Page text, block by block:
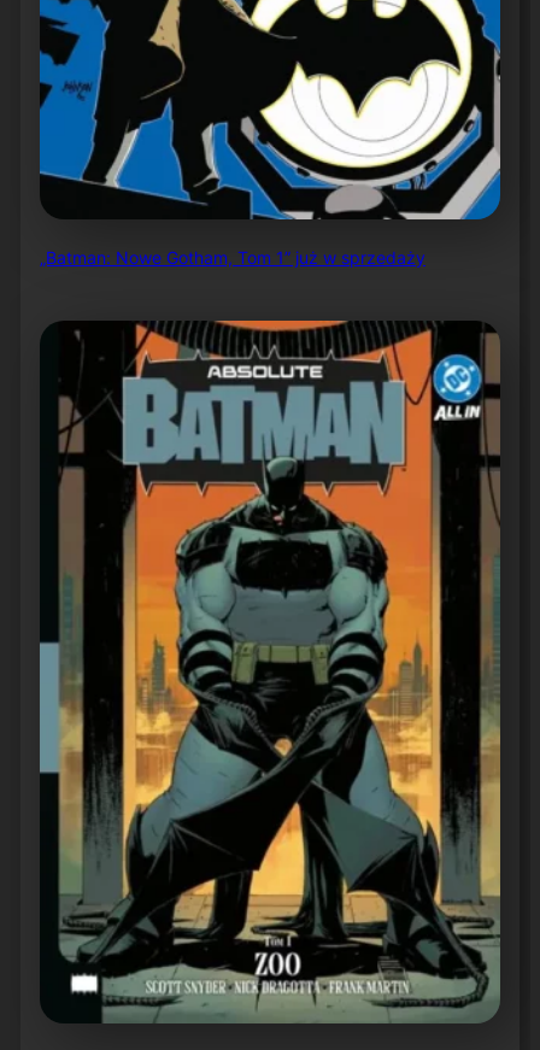
„Batman: Nowe Gotham, Tom 1” już w sprzedaży